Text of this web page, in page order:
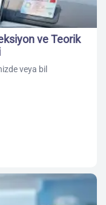
ve Teorik
veya bil